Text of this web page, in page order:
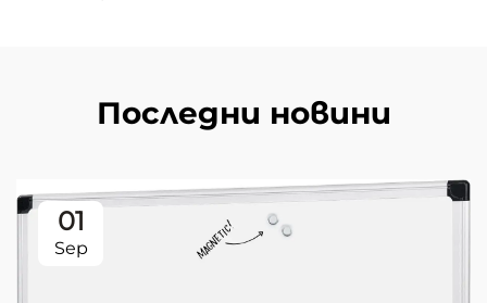
Последни новини
01
Sep